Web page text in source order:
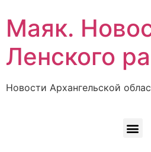
Маяк.
Ленского
Новости Архангельской